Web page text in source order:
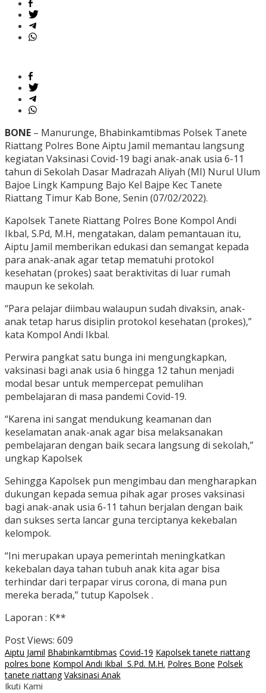
BONE – Manurunge, Bhabinkamtibmas Polsek Tanete
Riattang Polres Bone Aiptu Jamil memantau langsung
kegiatan Vaksinasi Covid-19 bagi anak-anak usia 6-11
tahun di Sekolah Dasar Madrazah Aliyah (MI) Nurul Ulum
Bajoe Lingk Kampung Bajo Kel Bajpe Kec Tanete
Riattang Timur Kab Bone, Senin (07/02/2022).
Kapolsek Tanete Riattang Polres Bone Kompol Andi
Ikbal, S.Pd, M.H, mengatakan, dalam pemantauan itu,
Aiptu Jamil memberikan edukasi dan semangat kepada
para anak-anak agar tetap mematuhi protokol
kesehatan (prokes) saat beraktivitas di luar rumah
maupun ke sekolah.
“Para pelajar diimbau walaupun sudah divaksin, anak-
anak tetap harus disiplin protokol kesehatan (prokes),”
kata Kompol Andi Ikbal.
Perwira pangkat satu bunga ini mengungkapkan,
vaksinasi bagi anak usia 6 hingga 12 tahun menjadi
modal besar untuk mempercepat pemulihan
pembelajaran di masa pandemi Covid-19.
“Karena ini sangat mendukung keamanan dan
keselamatan anak-anak agar bisa melaksanakan
pembelajaran dengan baik secara langsung di sekolah,”
ungkap Kapolsek
Sehingga Kapolsek pun mengimbau dan mengharapkan
dukungan kepada semua pihak agar proses vaksinasi
bagi anak-anak usia 6-11 tahun berjalan dengan baik
dan sukses serta lancar guna terciptanya kekebalan
kelompok.
“Ini merupakan upaya pemerintah meningkatkan
kekebalan daya tahan tubuh anak kita agar bisa
terhindar dari terpapar virus corona, di mana pun
mereka berada,” tutup Kapolsek .
Laporan : K**
Post Views: 609
Aiptu Jamil Bhabinkamtibmas Covid-19 Kapolsek tanete riattang
polres bone Kompol Andi Ikbal S.Pd. M.H. Polres Bone Polsek
tanete riattang Vaksinasi Anak
Ikuti Kami